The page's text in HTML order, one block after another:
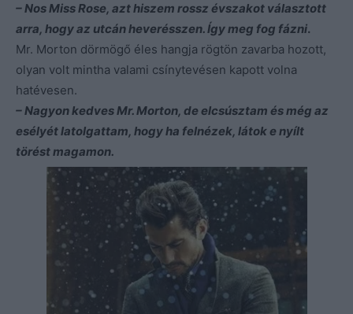
– Nos Miss Rose, azt hiszem rossz évszakot választott
arra, hogy az utcán heverésszen. Így meg fog fázni.
Mr. Morton dörmögő éles hangja rögtön zavarba hozott,
olyan volt mintha valami csínytevésen kapott volna
hatévesen.
– Nagyon kedves Mr. Morton, de elcsúsztam és még az
esélyét latolgattam, hogy ha felnézek, látok e nyílt
törést magamon.